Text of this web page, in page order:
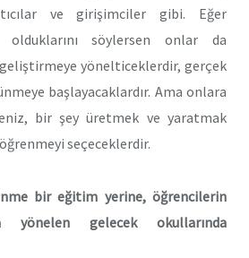
ve girişimciler gibi. Eğer
olduklarını söylersen onlar da
yönelticeklerdir, gerçek
başlayacaklardır. Ama onlara
bir şey üretmek ve yaratmak
seçeceklerdir.
bir eğitim yerine, öğrencilerin
yönelen gelecek okullarında